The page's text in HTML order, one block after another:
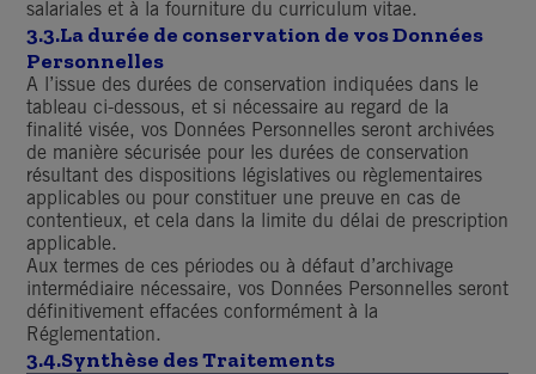
salariales et à la fourniture du curriculum vitae.
3.3.La durée de conservation de vos Données
Personnelles
A l’issue des durées de conservation indiquées dans le
tableau ci-dessous, et si nécessaire au regard de la
finalité visée, vos Données Personnelles seront archivées
de manière sécurisée pour les durées de conservation
résultant des dispositions législatives ou règlementaires
applicables ou pour constituer une preuve en cas de
contentieux, et cela dans la limite du délai de prescription
applicable.
Aux termes de ces périodes ou à défaut d’archivage
intermédiaire nécessaire, vos Données Personnelles seront
définitivement effacées conformément à la
Réglementation.
3.4.Synthèse des Traitements